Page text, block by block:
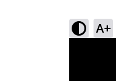
A+